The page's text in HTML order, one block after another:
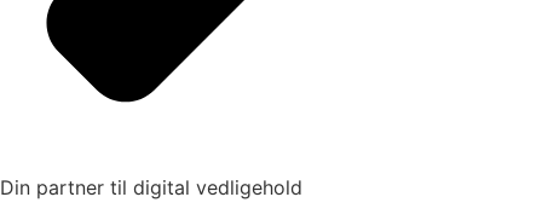
Din partner til digital vedligehold